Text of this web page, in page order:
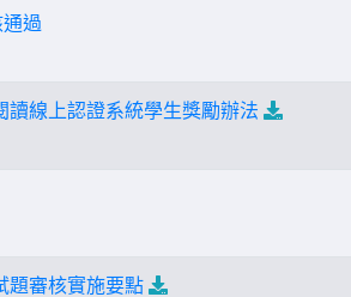
過
線上認證系統學生獎勵辦法
題審核實施要點